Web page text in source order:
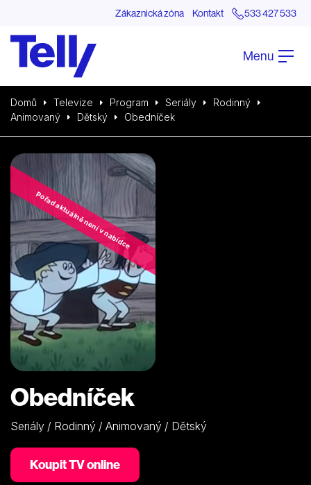
Zákaznická zóna Kontakt 533 427 533
Menu
Domů Televize Program Seriály
Rodinný
Animovaný
Dětský Obedníček
Pořad aktuálně není v nabídce
Obedníček
Seriály / Rodinný / Animovaný / Dětský
Koupit TV online